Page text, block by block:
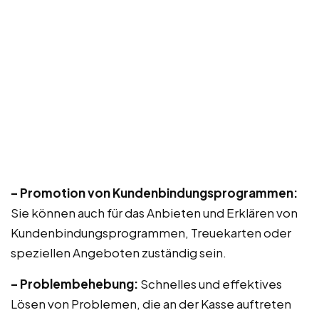
– Promotion von Kundenbindungsprogrammen:
Sie können auch für das Anbieten und Erklären von
Kundenbindungsprogrammen, Treuekarten oder
speziellen Angeboten zuständig sein.
– Problembehebung: Schnelles und effektives
Lösen von Problemen, die an der Kasse auftreten